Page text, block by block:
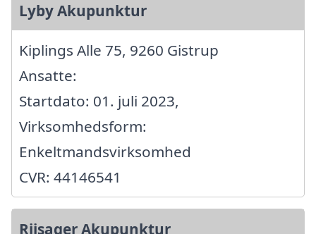
Lyby Akupunktur
Kiplings Alle 75, 9260 Gistrup
Ansatte:
Startdato: 01. juli 2023,
Virksomhedsform:
Enkeltmandsvirksomhed
CVR: 44146541
Riisager Akupunktur